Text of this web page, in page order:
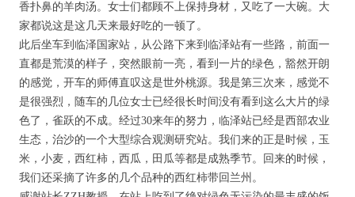
香扑鼻的羊肉汤。女士们都顾不上保持身材，又吃了一大碗。大
家都说这是这几天来最好吃的一顿了。
此后坐车到临泽国家站，从公路下来到临泽站有一些路，前面一
直都是荒漠的样子，突然眼前一亮，看到一片的绿色，豁然开朗
的感觉，开车的师傅直叹这是世外桃源。我是第三次来，感觉不
是很强烈，随车的几位女士已经很长时间没有看到这么大片的绿
色了，雀跃的不成。经过30来年的努力，临泽站已经是西部农业
生态，治沙的一个大型综合观测研究站。我们来的正是时候，玉
米，小麦，西红柿，西瓜，田瓜等都是成熟季节。回来的时候，
我们还采摘了许多的几个品种的西红柿带回兰州。